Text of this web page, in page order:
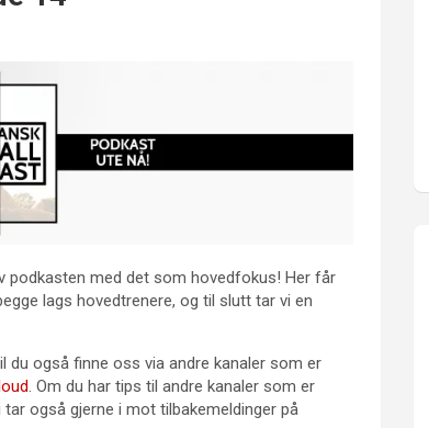
podkasten med det som hovedfokus! Her får
lags hovedtrenere, og til slutt tar vi en
du også finne oss via andre kanaler som er
. Om du har tips til andre kanaler som er
også gjerne i mot tilbakemeldinger på